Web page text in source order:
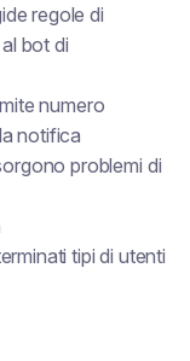
regole di
bot di
numero
notifica
problemi di
tipi di utenti